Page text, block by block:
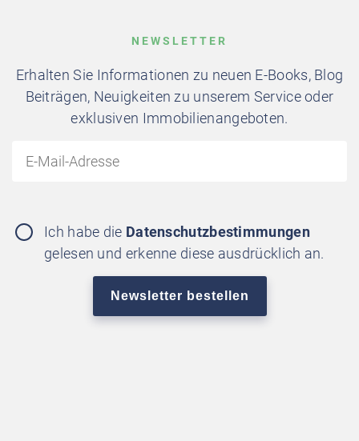
NEWSLETTER
Erhalten Sie Informationen zu neuen E-Books, Blog
Beiträgen, Neuigkeiten zu unserem Service oder
exklusiven Immobilienangeboten.
Ich habe die Datenschutzbestimmungen
gelesen und erkenne diese ausdrücklich an.